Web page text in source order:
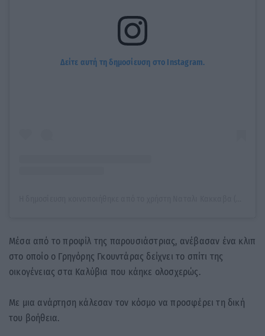
Δείτε αυτή τη δημοσίευση στο Instagram.
Μέσα από το προφίλ της παρουσιάστριας, ανέβασαν ένα κλιπ
στο οποίο ο Γρηγόρης Γκουντάρας δείχνει το σπίτι της
οικογένειας στα Καλύβια που κάηκε ολοσχερώς.
Με μια ανάρτηση κάλεσαν τον κόσμο να προσφέρει τη δική
του βοήθεια.